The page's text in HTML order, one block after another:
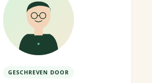
GESCHREVEN DOOR